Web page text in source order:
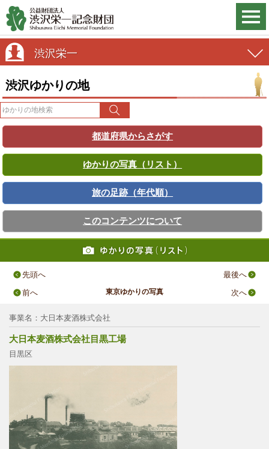
渋沢栄一
渋沢ゆかりの地
都道府県からさがす
ゆかりの写真（リスト）
旅の足跡（年代順）
このコンテンツについて
先頭へ
最後へ
前へ
東京ゆかりの写真 次へ
事業名：大日本麦酒株式会社
大日本麦酒株式会社目黒工場
目黒区